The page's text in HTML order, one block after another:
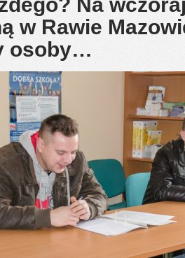
w Rawie
osoby…